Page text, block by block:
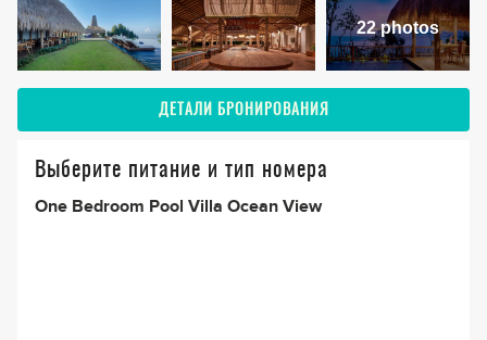
22 photos
ДЕТАЛИ БРОНИРОВАНИЯ
Выберите питание и тип номера
One Bedroom Pool Villa Ocean View